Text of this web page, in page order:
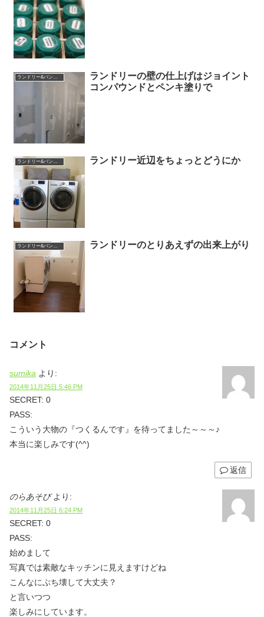
ランドリー&パントリー
ランドリーの壁の仕上げはジョイント
コンパウンドとペンキ塗りで
ランドリー&パントリー ランドリー近辺をちょっとどうにか
ランドリー&パントリー ランドリーのとりあえずの出来上がり
コメント
sumika より:
2014年11月25日 5:46 PM
SECRET: 0
PASS:
こういう大物の『つくるんです』を待ってました～～～♪
本当に楽しみです(^^)
返信
のらあそび より:
2014年11月25日 6:24 PM
SECRET: 0
PASS:
始めまして
写真では素敵なキッチンに見えますけどね
こんなにぶち壊して大丈夫？
と言いつつ
楽しみにしています。